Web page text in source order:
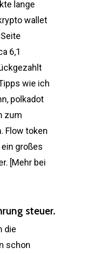
lange
wallet
6,1
wie ich
polkadot
zum
Flow token
großes
[Mehr bei
steuer.
die
schon